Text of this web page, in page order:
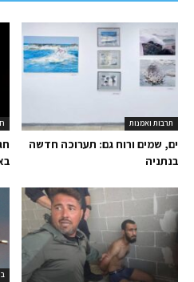
תרבות ואמנות
ים, שמים ורוח גם: תערוכה חדשה
בנתניה